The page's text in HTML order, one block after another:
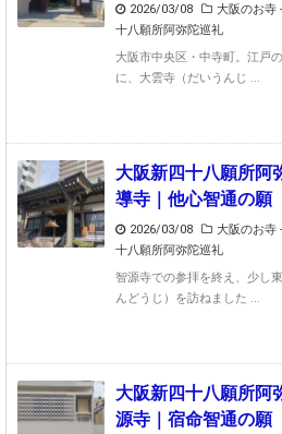
2026/03/08 大阪のお寺
十八願所阿弥陀巡礼
大阪市中央区・中寺町。江戸
に、大雲寺（だいうんじ ...
大阪新四十八願所阿
導寺｜他心智通の願
2026/03/08 大阪のお寺
十八願所阿弥陀巡礼
智源寺での参拝を終え、少し
んどうじ）を訪ねました ...
大阪新四十八願所阿
源寺｜宿命智通の願